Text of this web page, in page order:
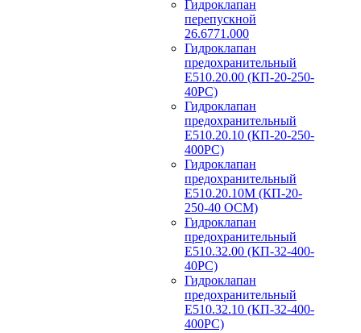
Гидроклапан
перепускной
26.6771.000
Гидроклапан
предохранительный
Е510.20.00 (КП-20-250-
40РС)
Гидроклапан
предохранительный
Е510.20.10 (КП-20-250-
400РС)
Гидроклапан
предохранительный
Е510.20.10М (КП-20-
250-40 ОСМ)
Гидроклапан
предохранительный
Е510.32.00 (КП-32-400-
40РС)
Гидроклапан
предохранительный
Е510.32.10 (КП-32-400-
400РС)